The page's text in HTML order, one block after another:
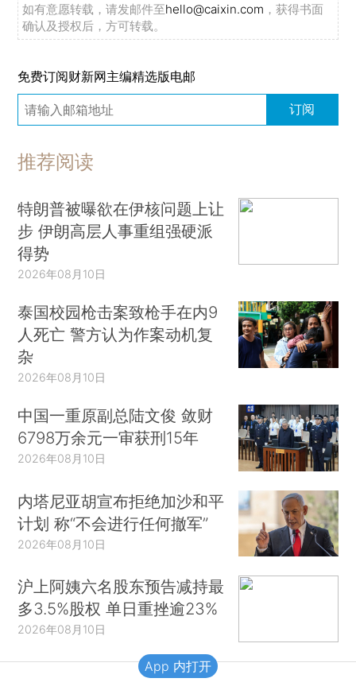
如有意愿转载，请发邮件至hello@caixin.com ，获得书面
确认及授权后，方可转载。
免费订阅财新网主编精选版电邮
订阅
推荐阅读
特朗普被曝欲在伊核问题上让
步 伊朗高层人事重组强硬派
得势
2026年08月10日
泰国校园枪击案致枪手在内9
人死亡 警方认为作案动机复
杂
2026年08月10日
中国一重原副总陆文俊 敛财
6798万余元一审获刑15年
2026年08月10日
内塔尼亚胡宣布拒绝加沙和平
计划 称“不会进行任何撤军”
2026年08月10日
沪上阿姨六名股东预告减持最
多3.5%股权 单日重挫逾23%
2026年08月10日
App 内打开